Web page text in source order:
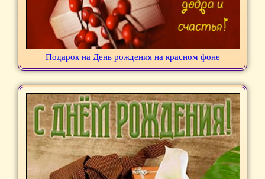
Подарок на День рождения на красном фоне